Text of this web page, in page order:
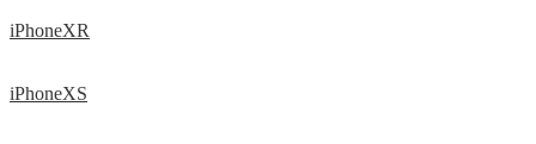
iPhoneXR
iPhoneXS